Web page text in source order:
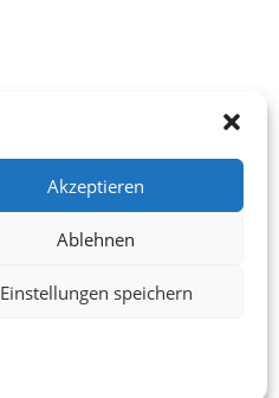
Akzeptieren
Ablehnen
Einstellungen speichern